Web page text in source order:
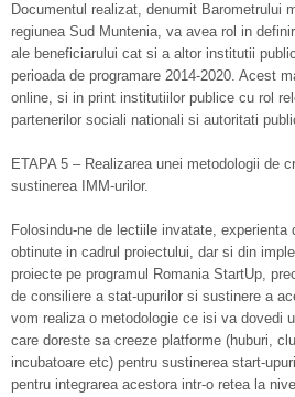
Documentul realizat, denumit Barometrului
regiunea Sud Muntenia, va avea rol in
ale beneficiarului cat si a altor institutii
perioada de programare 2014-2020. Acest
online, si in print institutiilor publice cu rol
partenerilor sociali nationali si autoritati
ETAPA 5 – Realizarea unei metodologii de
sustinerea IMM-urilor.
Folosindu-ne de lectiile invatate, experienta
obtinute in cadrul proiectului, dar si din
proiecte pe programul Romania StartUp,
de consiliere a stat-upurilor si sustinere a
vom realiza o metodologie ce isi va dovedi
care doreste sa creeze platforme (huburi,
incubatoare etc) pentru sustinerea start-
pentru integrarea acestora intr-o retea la